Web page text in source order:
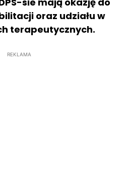
oraz udziału w
terapeutycznych.
REKLAMA